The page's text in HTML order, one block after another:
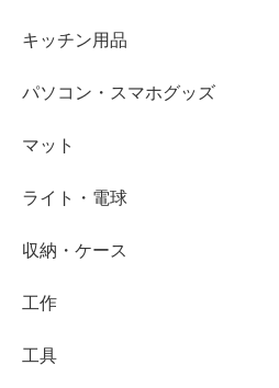
キッチン用品
パソコン・スマホグッズ
マット
ライト・電球
収納・ケース
工作
工具